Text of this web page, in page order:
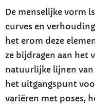
De menselijke vorm
curves en
het erom deze
ze bijdragen aan het
natuurlijke lijnen
het uitgangspunt
variëren met poses,